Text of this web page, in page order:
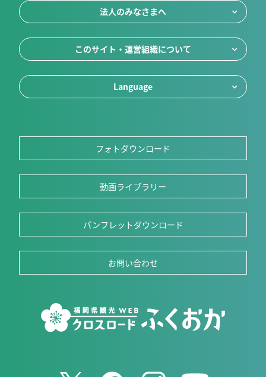
法人のみなさまへ
このサイト・運営組織について
Language
フォトダウンロード
動画ライブラリー
パンフレットダウンロード
お問い合わせ